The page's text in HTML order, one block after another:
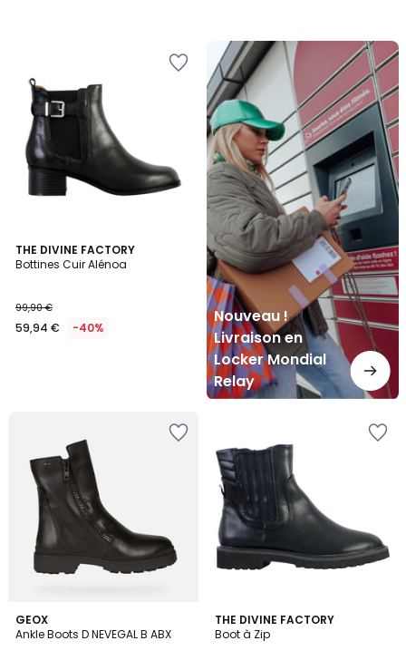
THE DIVINE FACTORY
Bottines Cuir Alénoa
99,90 €
59,94 € -40%
Nouveau !
Livraison en
Locker Mondial
Relay
Nouveau
Livraison
en
Locker
Mondial
Relay
GEOX
Ankle Boots D NEVEGAL B ABX
4
/
THE DIVINE FACTORY
Boot à Zip